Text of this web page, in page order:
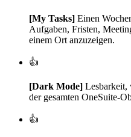
[My Tasks] Einen
Aufgaben, Fristen,
einem Ort anzuzeigen.
👍
[Dark Mode] Lesbarkeit,
der gesamten OneSuite-
👍